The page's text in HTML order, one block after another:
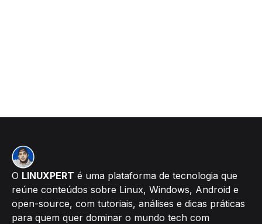
O LINUXPERT é uma plataforma de tecnologia que
reúne conteúdos sobre Linux, Windows, Android e
open-source, com tutoriais, análises e dicas práticas
para quem quer dominar o mundo tech com